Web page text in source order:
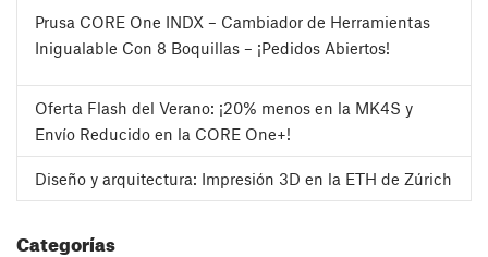
Prusa CORE One INDX – Cambiador de Herramientas
Inigualable Con 8 Boquillas – ¡Pedidos Abiertos!
Oferta Flash del Verano: ¡20% menos en la MK4S y
Envío Reducido en la CORE One+!
Diseño y arquitectura: Impresión 3D en la ETH de Zúrich
Categorías